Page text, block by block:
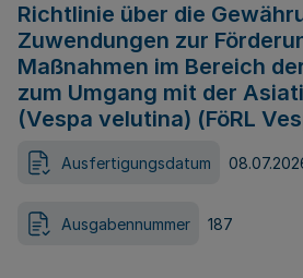
Richtlinie über die
Zuwendungen zur
Maßnahmen im Bereich
zum Umgang mit der
(Vespa velutina) (FöRL
Ausfertigungsdatum
Ausgabennummer 187